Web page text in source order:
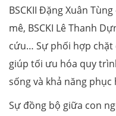
BSCKII Đặng Xuân
mê, BSCKI Lê Thanh
cứu… Sự phối hợp chặt
giúp tối ưu hóa quy
sống và khả năng
Sự đồng bộ giữa con